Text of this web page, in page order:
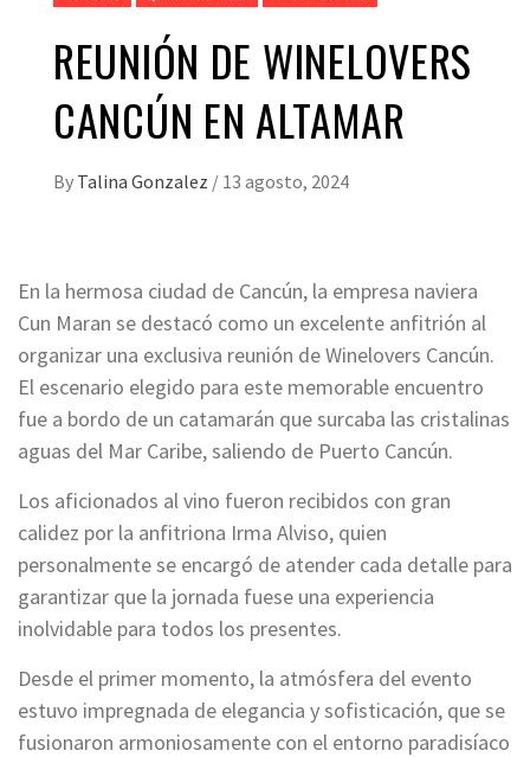
REUNIÓN DE WINELOVERS
CANCÚN EN ALTAMAR
By Talina Gonzalez / 13 agosto, 2024
En la hermosa ciudad de Cancún, la empresa naviera
Cun Maran se destacó como un excelente anfitrión al
organizar una exclusiva reunión de Winelovers Cancún.
El escenario elegido para este memorable encuentro
fue a bordo de un catamarán que surcaba las cristalinas
aguas del Mar Caribe, saliendo de Puerto Cancún.
Los aficionados al vino fueron recibidos con gran
calidez por la anfitriona Irma Alviso, quien
personalmente se encargó de atender cada detalle para
garantizar que la jornada fuese una experiencia
inolvidable para todos los presentes.
Desde el primer momento, la atmósfera del evento
estuvo impregnada de elegancia y sofisticación, que se
fusionaron armoniosamente con el entorno paradisíaco